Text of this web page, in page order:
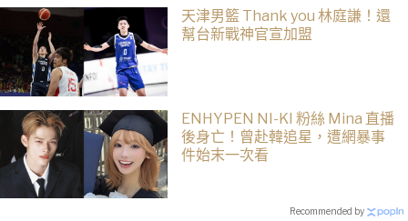
天津男籃 Thank you 林庭謙！還
幫台新戰神官宣加盟
ENHYPEN NI-KI 粉絲 Mina 直播
後身亡！曾赴韓追星，遭網暴事
件始末一次看
Recommended by